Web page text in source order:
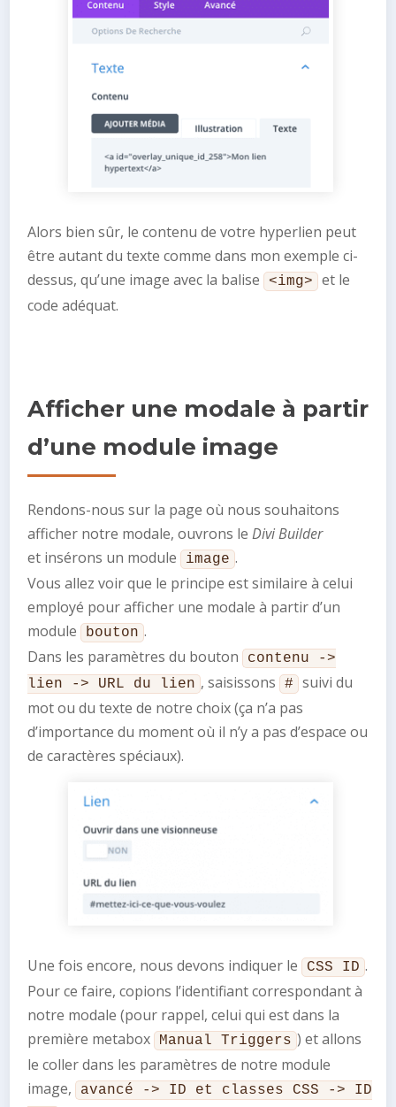
Alors bien sûr, le contenu de votre hyperlien peut
être autant du texte comme dans mon exemple ci-
dessus, qu’une image avec la balise <img>
et le
code adéquat.
Afficher une modale à partir
d’une module image
Rendons-nous sur la page où nous souhaitons
afficher notre modale, ouvrons leDivi Builder
et insérons un module image .
Vous allez voir que le principe est similaire à celui
employé pour afficher une modale à partir d’un
module bouton .
Dans les paramètres du bouton contenu ->
lien -> URL du lien , saisissons #
suivi du
mot ou du texte de notre choix (ça n’a pas
d’importance du moment où il n’y a pas d’espace ou
de caractères spéciaux).
Une fois encore, nous devons indiquer le CSS ID .
Pour ce faire, copions l’identifiant correspondant à
notre modale (pour rappel, celui qui est dans la
première metabox Manual Triggers ) et allons
le coller dans les paramètres de notre module
image, avancé -> ID et classes CSS -> ID